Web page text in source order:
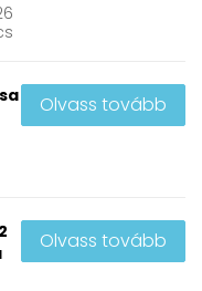
Olvass tovább
Olvass tovább